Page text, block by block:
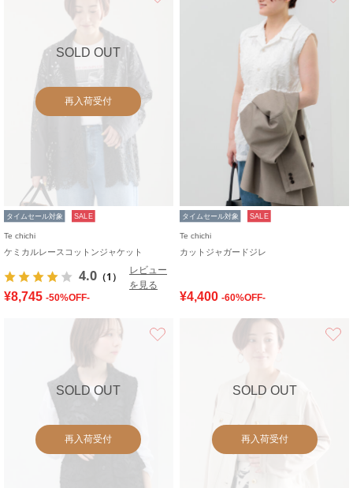
SOLD OUT
再入荷受付
タイムセール対象 SALE
Te chichi
ケミカルレースコットンジャケット
4.0 （1）
レビュー
を見る
¥8,745 -50%OFF-
タイムセール対象 SALE
Te chichi
カットジャガードジレ
¥4,400 -60%OFF-
SOLD OUT
再入荷受付
SOLD OUT
再入荷受付